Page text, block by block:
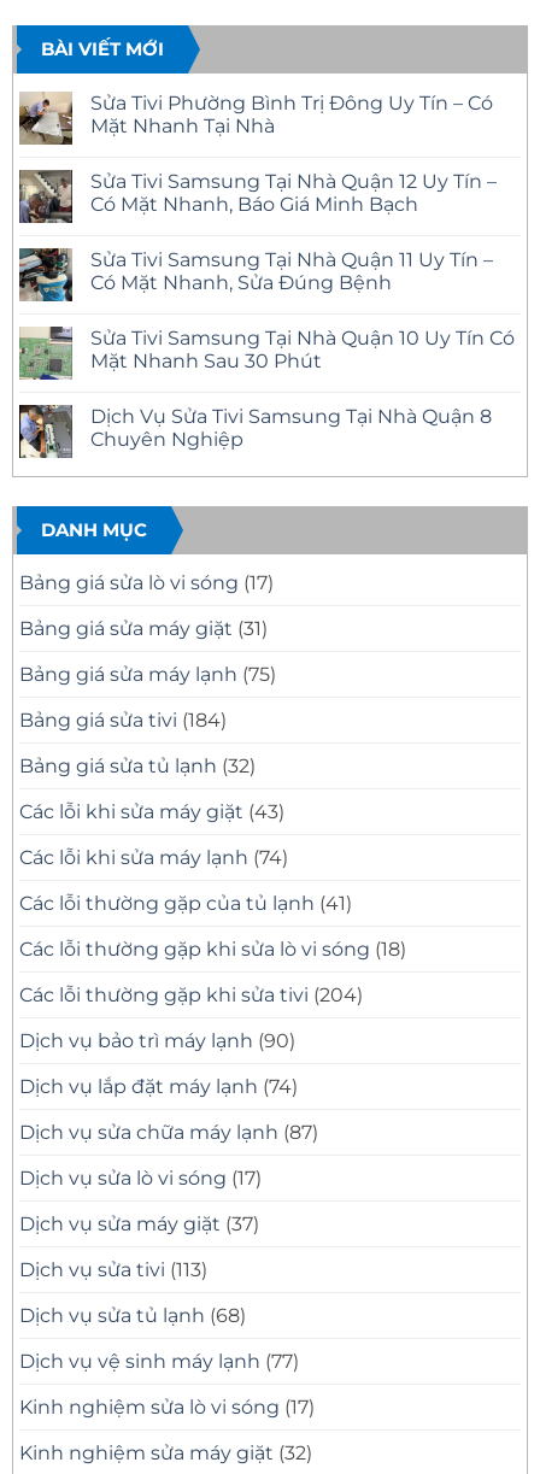
BÀI VIẾT MỚI
Sửa Tivi Phường Bình Trị Đông Uy Tín – Có
Mặt Nhanh Tại Nhà
bình
luận
ở
Phường
Bình
Trị
Tín
–
Có
Tại
Nhà
Sửa Tivi Samsung Tại Nhà Quận 12 Uy Tín –
Có Mặt Nhanh, Báo Giá Minh Bạch
bình
luận
ở
Samsung
Tại
Nhà
Uy
Tín
–
Mặt
Báo
Giá
Minh
Bạch
Sửa Tivi Samsung Tại Nhà Quận 11 Uy Tín –
Có Mặt Nhanh, Sửa Đúng Bệnh
bình
luận
ở
Samsung
Tại
Nhà
11
Tín
–
Có
Mặt
Nhanh,
Sửa
Bệnh
Sửa Tivi Samsung Tại Nhà Quận 10 Uy Tín Có
Mặt Nhanh Sau 30 Phút
bình
luận
ở
Tivi
Tại
Nhà
Quận
10
Uy
Tín
Mặt
Nhanh
30
Phút
Dịch Vụ Sửa Tivi Samsung Tại Nhà Quận 8
Chuyên Nghiệp
có
luận
ở
Dịch
Vụ
Sửa
Tivi
Tại
Nhà
8
Chuyên
DANH MỤC
Bảng giá sửa lò vi sóng (17)
Bảng giá sửa máy giặt (31)
Bảng giá sửa máy lạnh (75)
Bảng giá sửa tivi (184)
Bảng giá sửa tủ lạnh (32)
Các lỗi khi sửa máy giặt (43)
Các lỗi khi sửa máy lạnh (74)
Các lỗi thường gặp của tủ lạnh (41)
Các lỗi thường gặp khi sửa lò vi sóng (18)
Các lỗi thường gặp khi sửa tivi (204)
Dịch vụ bảo trì máy lạnh (90)
Dịch vụ lắp đặt máy lạnh (74)
Dịch vụ sửa chữa máy lạnh (87)
Dịch vụ sửa lò vi sóng (17)
Dịch vụ sửa máy giặt (37)
Dịch vụ sửa tivi (113)
Dịch vụ sửa tủ lạnh (68)
Dịch vụ vệ sinh máy lạnh (77)
Kinh nghiệm sửa lò vi sóng (17)
Kinh nghiệm sửa máy giặt (32)